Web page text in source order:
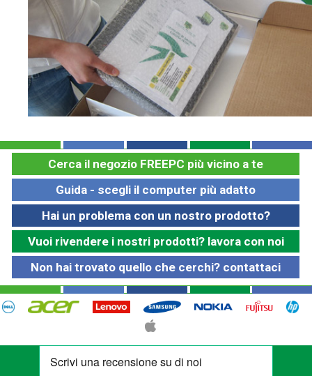
Cerca il negozio FREEPC più vicino a te
Guida - scegli il computer più adatto
Hai un problema con un nostro prodotto?
Vuoi rivendere i nostri prodotti? lavora con noi
Non hai trovato quello che cerchi? contattaci